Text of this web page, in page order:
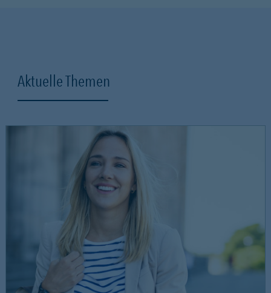
Aktuelle Themen